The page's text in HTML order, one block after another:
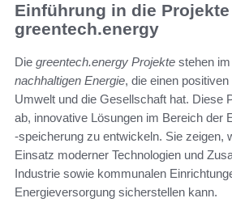
Einführung in die
greentech.energy
Die greentech.energy Projekte stehen
nachhaltigen Energie, die einen
Umwelt und die Gesellschaft hat. Diese
ab, innovative Lösungen im Bereich der
-speicherung zu entwickeln. Sie zeigen,
Einsatz moderner Technologien und
Industrie sowie kommunalen
Energieversorgung sicherstellen kann.